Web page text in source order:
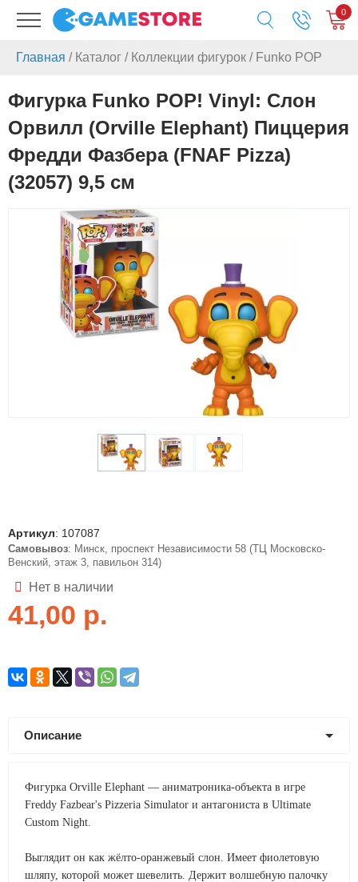
0
Главная / Каталог / Коллекции фигурок / Funko POP
Фигурка Funko POP! Vinyl: Слон
Орвилл (Orville Elephant) Пиццерия
Фредди Фазбера (FNAF Pizza)
(32057) 9,5 см
Артикул: 107087
Самовывоз: Минск, проспект Независимости 58 (ТЦ Московско-
Венский, этаж 3, павильон 314)
Нет в наличии
41,00 р.
Описание
Фигурка Orville Elephant — аниматроника-объекта в игре
Freddy Fazbear's Pizzeria Simulator и антагониста в Ultimate
Custom Night.
Выглядит он как жёлто-оранжевый слон. Имеет фиолетовую
шляпу, которой может шевелить. Держит волшебную палочку